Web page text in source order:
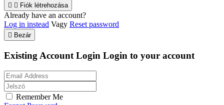
  Fiók létrehozása
Already have an account?
Log in instead Vagy Reset password
 Bezár
Existing Account Login Login to your account
Remember Me